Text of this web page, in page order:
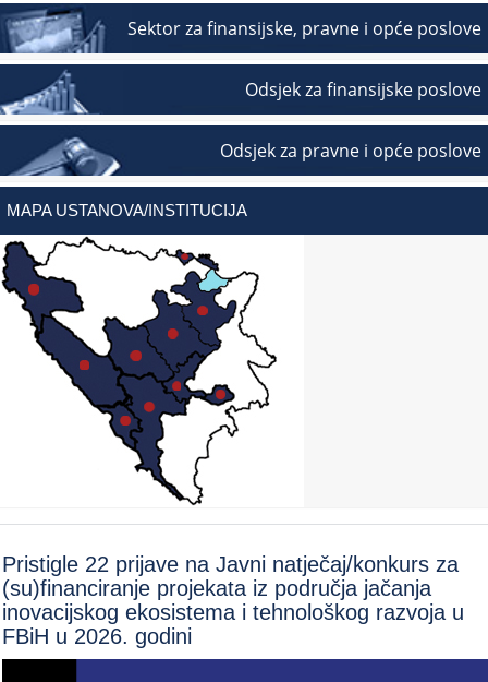
Sektor za finansijske, pravne i opće poslove
Odsjek za finansijske poslove
Odsjek za pravne i opće poslove
MAPA USTANOVA/INSTITUCIJA
Pristigle 22 prijave na Javni natječaj/konkurs za
(su)financiranje projekata iz područja jačanja
inovacijskog ekosistema i tehnološkog razvoja u
FBiH u 2026. godini